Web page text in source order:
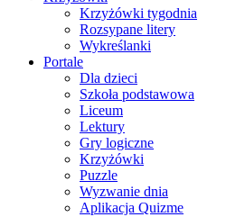
Krzyżówki tygodnia
Rozsypane litery
Wykreślanki
Portale
Dla dzieci
Szkoła podstawowa
Liceum
Lektury
Gry logiczne
Krzyżówki
Puzzle
Wyzwanie dnia
Aplikacja Quizme